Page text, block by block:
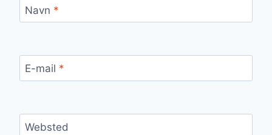
Navn *
E-mail *
Websted